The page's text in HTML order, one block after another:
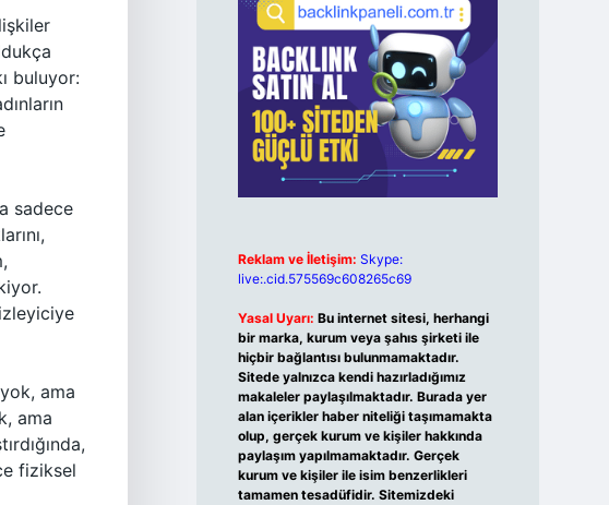
buluyor:
sadece
ama
ama
fiziksel
Reklam ve İletişim: Skype:
live:.cid.575569c608265c69
Yasal Uyarı: Bu internet sitesi, herhangi
bir marka, kurum veya şahıs şirketi ile
hiçbir bağlantısı bulunmamaktadır.
Sitede yalnızca kendi hazırladığımız
makaleler paylaşılmaktadır. Burada yer
alan içerikler haber niteliği taşımamakta
olup, gerçek kurum ve kişiler hakkında
paylaşım yapılmamaktadır. Gerçek
kurum ve kişiler ile isim benzerlikleri
tamamen tesadüfidir. Sitemizdeki